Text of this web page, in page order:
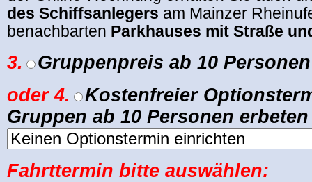
des Schiffsanlegers am Mainzer
benachbarten Parkhauses mit Straße
3.
Gruppenpreis ab 10
oder 4.
Kostenfreier
Gruppen ab 10 Personen
Fahrttermin bitte auswählen: